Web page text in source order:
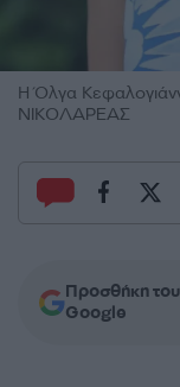
Η Όλγα
ΝΙΚΟΛΑΡΕΑΣ
Προσθήκη
Google